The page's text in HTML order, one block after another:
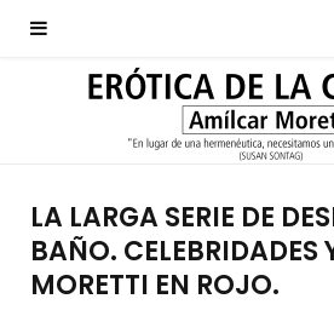
LA LARGA SERIE DE
BAÑO. CELEBRIDADES
MORETTI EN ROJO.